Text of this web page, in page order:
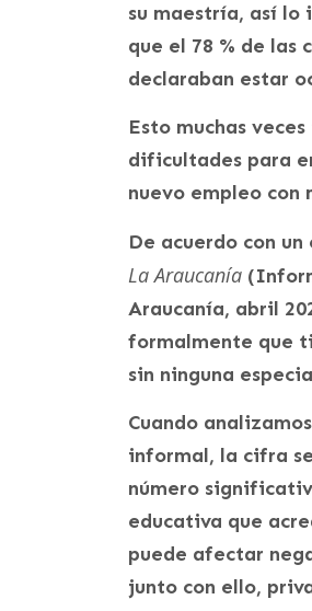
su maestría, así
que el 78 % de
declaraban estar
Esto muchas
dificultades para
nuevo empleo con
De acuerdo con
La Araucanía
Araucanía, abril
formalmente que
sin ninguna
Cuando
informal, la cifra
número
educativa que
puede afectar
junto con ello,